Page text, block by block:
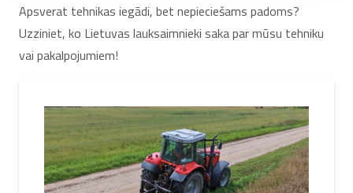
Apsverat tehnikas iegādi, bet nepieciešams padoms?
Uzziniet, ko Lietuvas lauksaimnieki saka par mūsu tehniku
vai pakalpojumiem!